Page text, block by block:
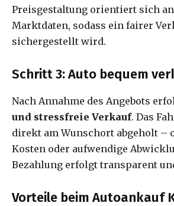
Preisgestaltung orientiert sich
Marktdaten, sodass ein fairer
sichergestellt wird.
Schritt 3: Auto bequem
Nach Annahme des Angebots
und stressfreie Verkauf. Das
direkt am Wunschort abgeholt –
Kosten oder aufwendige
Bezahlung erfolgt transparent
Vorteile beim Autoankauf